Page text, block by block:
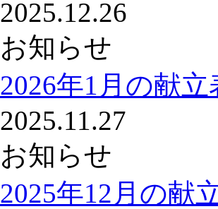
2025.12.26
お知らせ
2026年1月の献
2025.11.27
お知らせ
2025年12月の献